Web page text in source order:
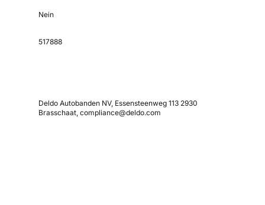
Nein
517888
Deldo Autobanden NV, Essensteenweg 113 2930
Brasschaat, compliance@deldo.com